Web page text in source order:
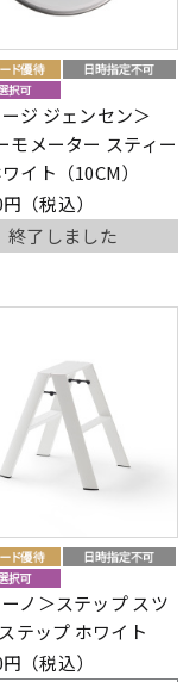
ジ ジェンセン＞
モメーター スティー
イト（10CM）
（税込）
終了しました
ノ＞ステップ スツ
テップ ホワイト
（税込）